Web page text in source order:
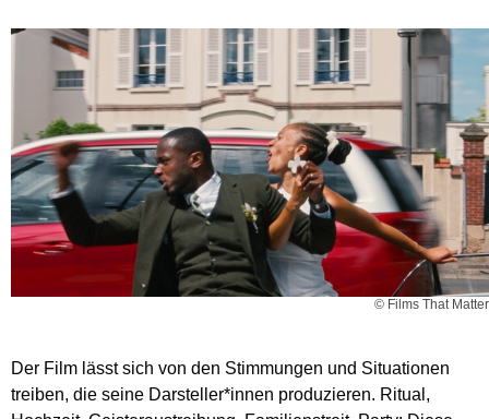
© Films That Matter
Der Film lässt sich von den Stimmungen und Situationen
treiben, die seine Darsteller*innen produzieren. Ritual,